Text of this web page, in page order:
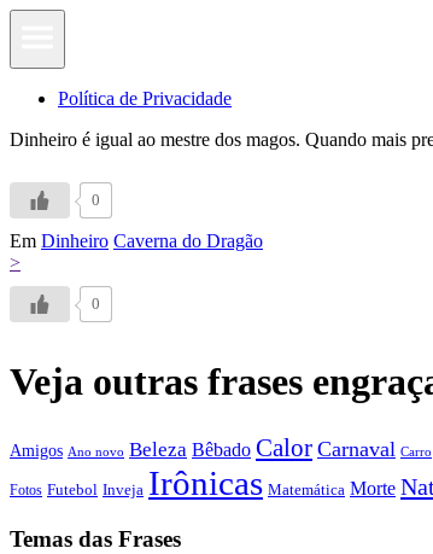
Política de Privacidade
Dinheiro é igual ao mestre dos magos. Quando mais
0
Em Dinheiro Caverna do Dragão
>
0
Veja outras frases
Amigos Ano novo Beleza Bêbado Calor Carnaval Carro
Fotos Futebol Inveja Irônicas Matemática Morte
Temas das Frases